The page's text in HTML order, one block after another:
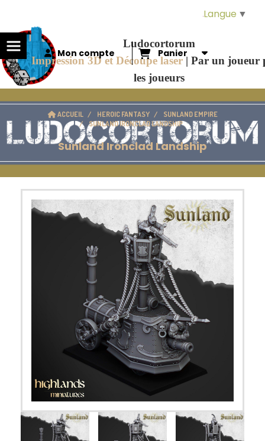
Ludocortorum
Impression 3D et Découpe laser |Par un joueur
les joueurs
Mon compte Panier
ACCUEIL HEROIC FANTASY
SUNLAND EMPIRE
SUNLAND IRONCLAD LANDSHIP
Sunland Ironclad Landship
Langue ▼